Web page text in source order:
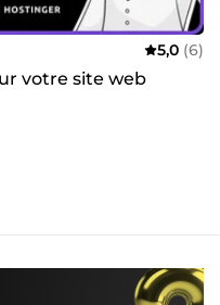
5,0 (6)
votre site web